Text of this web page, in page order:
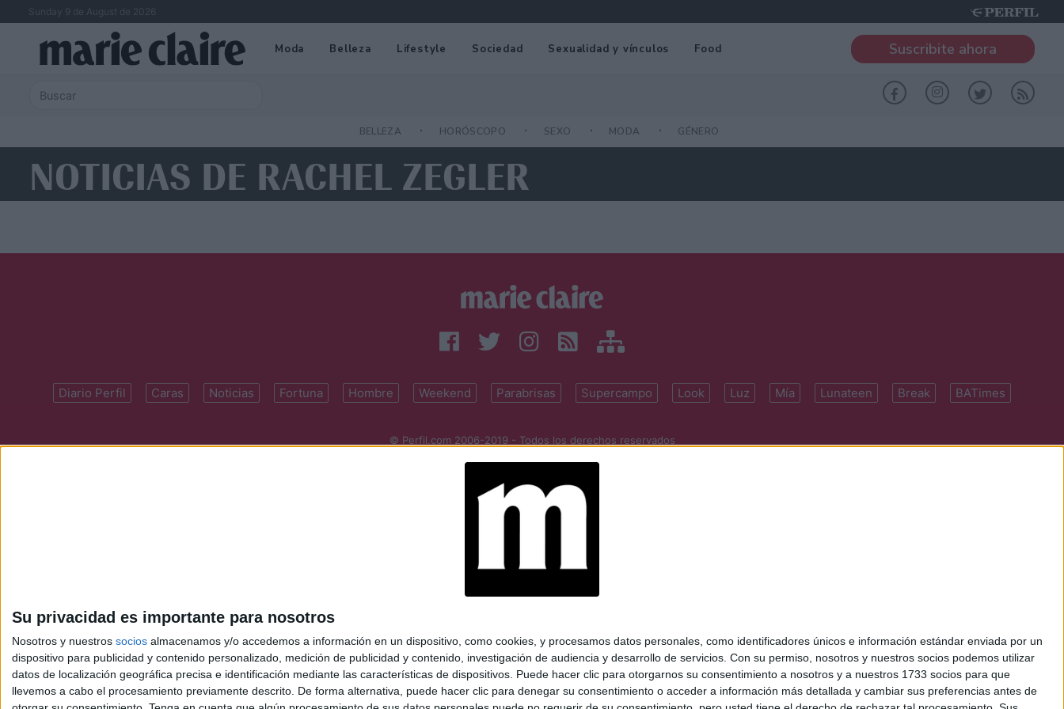
Su privacidad es importante para nosotros
Nosotros y nuestros socios almacenamos y/o accedemos a información en un dispositivo, como cookies, y procesamos datos personales, como identificadores únicos e información estándar enviada por un
dispositivo para publicidad y contenido personalizado, medición de publicidad y contenido, investigación de audiencia y desarrollo de servicios. Con su permiso, nosotros y nuestros socios podemos utilizar
datos de localización geográfica precisa e identificación mediante las características de dispositivos. Puede hacer clic para otorgarnos su consentimiento a nosotros y a nuestros 1733 socios para que
llevemos a cabo el procesamiento previamente descrito. De forma alternativa, puede hacer clic para denegar su consentimiento o acceder a información más detallada y cambiar sus preferencias antes de
Sunday 9 de August de 2026
Moda Belleza Lifestyle Sociedad Sexualidad y vínculos Food Suscribite ahora
BELLEZA HORÓSCOPO SEXO MODA GÉNERO
NOTICIAS DE RACHEL ZEGLER
Diario Perfil Caras Noticias Fortuna Hombre Weekend Parabrisas Supercampo Look Luz Mía Lunateen Break BATimes
© Perfil.com 2006-2019 - Todos los derechos reservados
perfilcom@perfil.com| Propietario: Diario Perfil S.A.